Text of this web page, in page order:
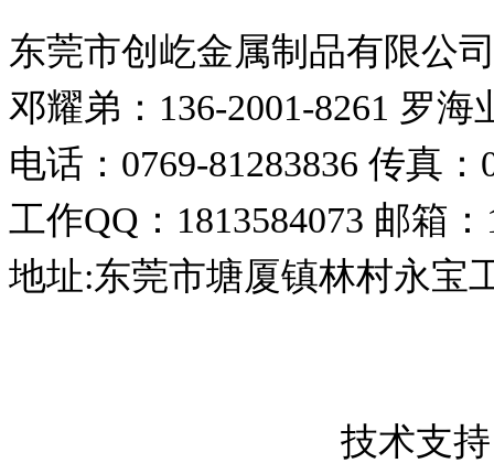
东莞市创屹金属制品有限公
邓耀弟：136-2001-8261 罗海
电话：0769-81283836 传真：
工作QQ：1813584073 邮箱：
地址:东莞市塘厦镇林村永宝
技术支